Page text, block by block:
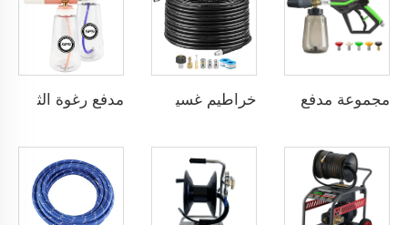
خراطيم غسيل ضغط عالي SPS 5800 PSI بطول 100 قدم مع فوهة تنظيف مجاري دوارة وملحقات M-NPT مدفع رغوة الثلج مقاس 1/4" QC M22-14 من البرونز الصلب مع جهاز قفل سهل وقارورة شفافة سعتها لتر واحد